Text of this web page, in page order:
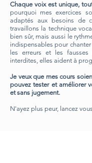
Chaque voix est unique,
pourquoi mes exercices
adaptés aux besoins de
travaillons la technique
bien sûr, mais aussi le
indispensables pour
les erreurs et les
interdites, elles aident à
Je veux que mes cours
pouvez tester et améliorer
et sans jugement.
N'ayez plus peur, lancez